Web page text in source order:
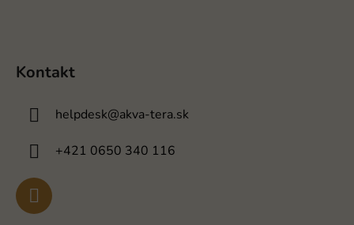
Kontakt
helpdesk@akva-tera.sk
+421 0650 340 116